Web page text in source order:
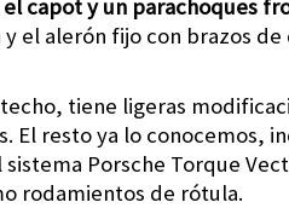
capot y un parachoques
el alerón fijo con brazos
tiene ligeras
resto ya lo conocemos,
Porsche Torque
rodamientos de rótula.